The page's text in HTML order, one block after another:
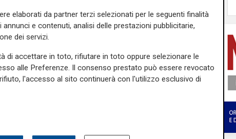
investire
come
di
conto
elaborati da partner terzi selezionati per le seguenti finalità
e contenuti, analisi delle prestazioni pubblicitarie,
dei servizi.
di accettare in toto, rifiutare in toto oppure selezionare le
alle Preferenze. Il consenso prestato può essere revocato
l'accesso al sito continuerà con l'utilizzo esclusivo di